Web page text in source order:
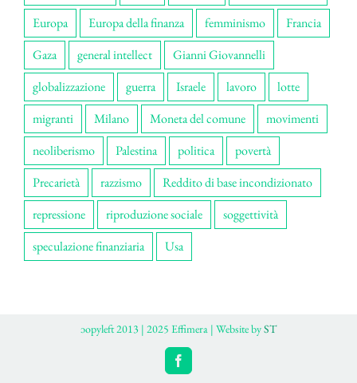
Europa
Europa della finanza femminismo
Francia
Gaza
general intellect
Gianni Giovannelli
globalizzazione
guerra Israele lavoro
lotte
migranti
Milano Moneta del comune
movimenti
neoliberismo
Palestina politica
povertà
Precarietà
razzismo
Reddito di base incondizionato
repressione
riproduzione sociale
soggettività
speculazione finanziaria
Usa
ɔopyleft 2013 | 2025 Effimera | Website byST
Facebook